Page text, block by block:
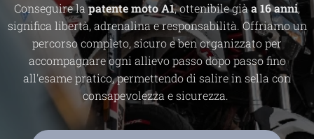
Conseguire lapatente moto A1, ottenibile giàa 16 anni,
significa libertà, adrenalina e responsabilità. Offriamo un
percorso completo, sicuro e ben organizzato per
accompagnare ogni allievo passo dopo passo fino
all'esame pratico, permettendo di salire in sella con
consapevolezza e sicurezza.